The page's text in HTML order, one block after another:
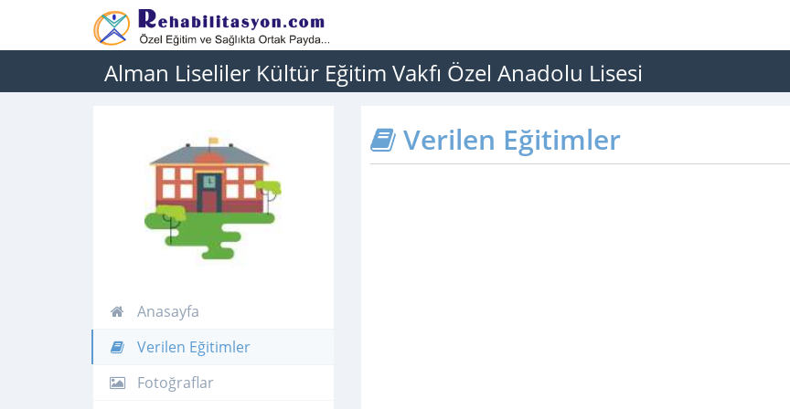
Alman Liseliler Kültür Eğitim Vakfı Özel Anadolu Lisesi
Anasayfa
Verilen Eğitimler
Fotoğraflar
Verilen Eğitimler